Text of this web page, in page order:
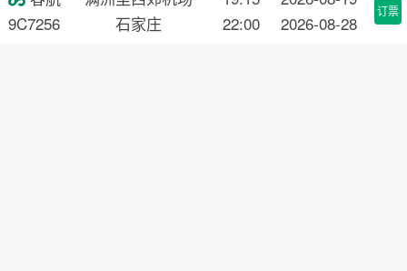
9C7256
石家庄
22:00
2026-08-28
订票